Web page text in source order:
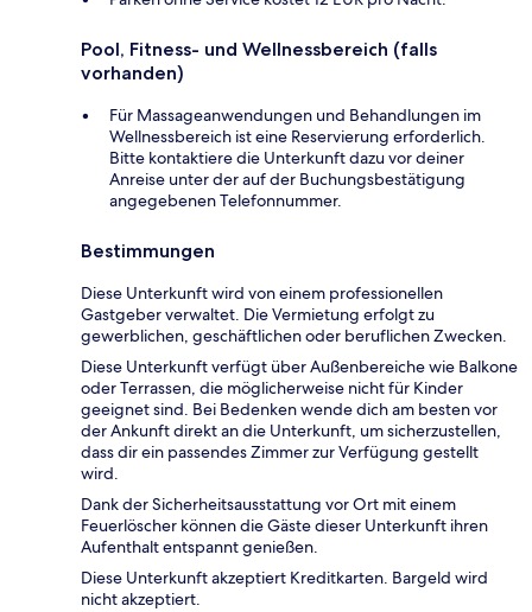
Pool, Fitness- und Wellnessbereich (falls
vorhanden)
Für Massageanwendungen und Behandlungen im
Wellnessbereich ist eine Reservierung erforderlich.
Bitte kontaktiere die Unterkunft dazu vor deiner
Anreise unter der auf der Buchungsbestätigung
angegebenen Telefonnummer.
Bestimmungen
Diese Unterkunft wird von einem professionellen
Gastgeber verwaltet. Die Vermietung erfolgt zu
gewerblichen, geschäftlichen oder beruflichen Zwecken.
Diese Unterkunft verfügt über Außenbereiche wie Balkone
oder Terrassen, die möglicherweise nicht für Kinder
geeignet sind. Bei Bedenken wende dich am besten vor
der Ankunft direkt an die Unterkunft, um sicherzustellen,
dass dir ein passendes Zimmer zur Verfügung gestellt
wird.
Dank der Sicherheitsausstattung vor Ort mit einem
Feuerlöscher können die Gäste dieser Unterkunft ihren
Aufenthalt entspannt genießen.
Diese Unterkunft akzeptiert Kreditkarten. Bargeld wird
nicht akzeptiert.